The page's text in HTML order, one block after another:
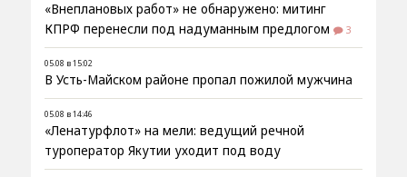
«Внеплановых работ» не обнаружено: митинг
КПРФ перенесли под надуманным предлогом
3
05.08 в 15:02
В Усть-Майском районе пропал пожилой мужчина
05.08 в 14:46
«Ленатурфлот» на мели: ведущий речной
туроператор Якутии уходит под воду